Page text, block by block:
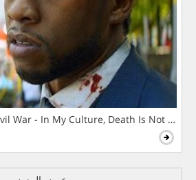
War - In My Culture, Death Is Not The